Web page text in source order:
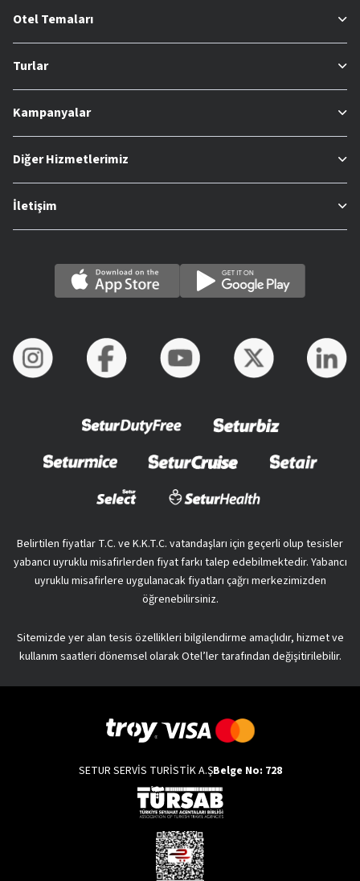
Otel Temaları
Turlar
Kampanyalar
Diğer Hizmetlerimiz
İletişim
Belirtilen fiyatlar T.C. ve K.K.T.C. vatandaşları için geçerli olup tesisler
yabancı uyruklu misafirlerden fiyat farkı talep edebilmektedir. Yabancı
uyruklu misafirlere uygulanacak fiyatları çağrı merkezimizden
öğrenebilirsiniz.
Sitemizde yer alan tesis özellikleri bilgilendirme amaçlıdır, hizmet ve
kullanım saatleri dönemsel olarak Otel’ler tarafından değişitirilebilir.
SETUR SERVİS TURİSTİK A.ŞBelge No: 728